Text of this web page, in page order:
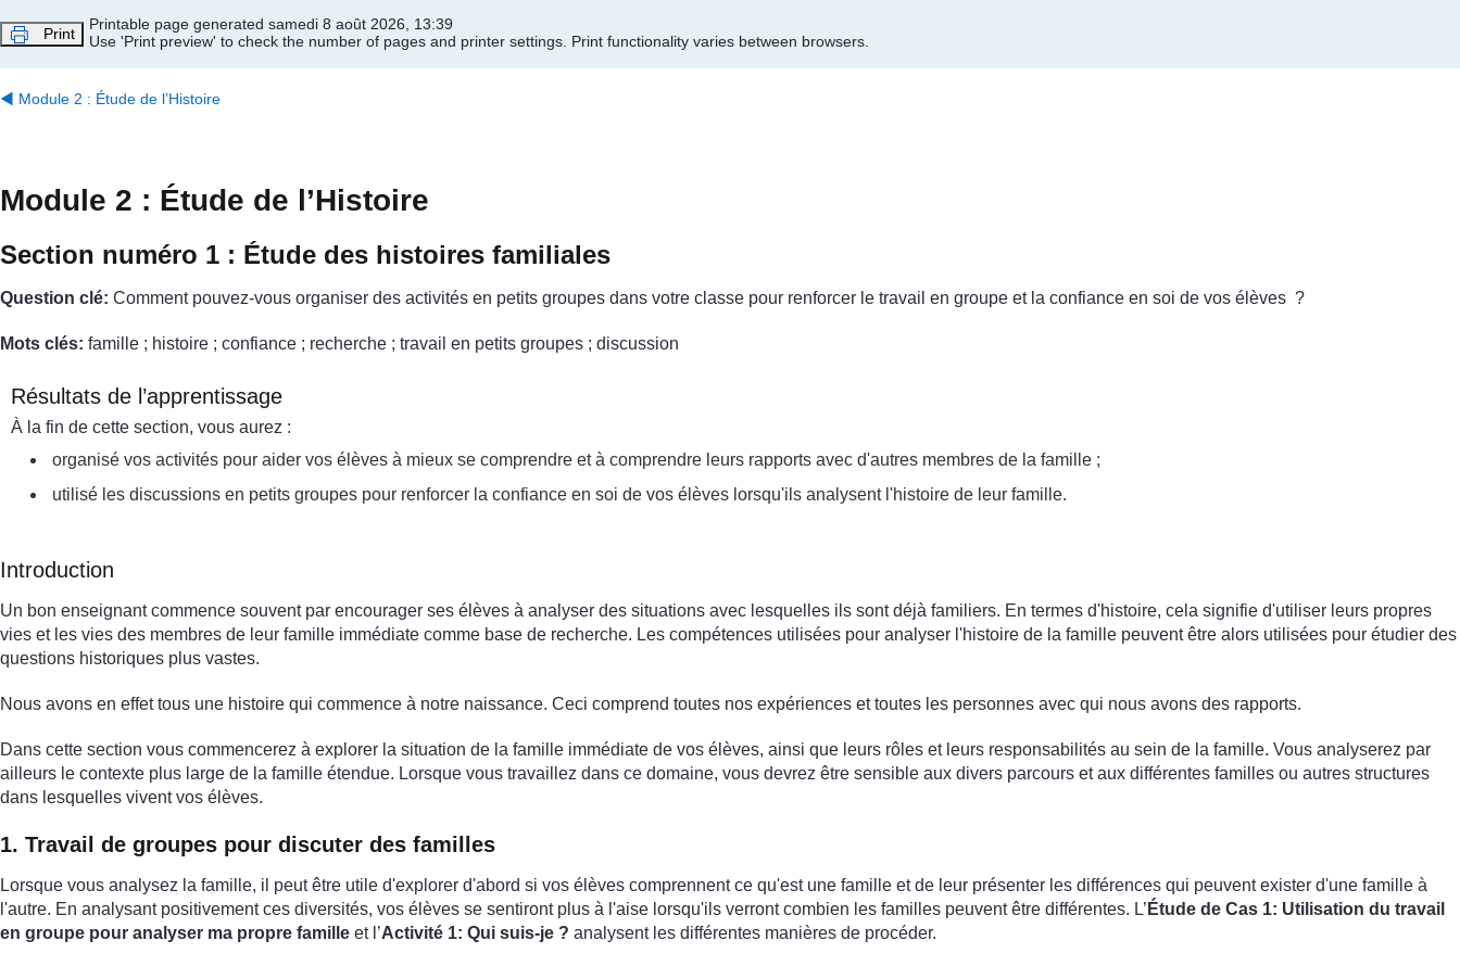
Print
Printable page generated samedi 8 août 2026, 13:39
Use 'Print preview' to check the number of pages and printer settings. Print functionality varies between browsers.
◀︎ Module 2 : Étude de l’Histoire
Module 2 : Étude de l’Histoire
Section numéro 1 : Étude des histoires familiales
Question clé: Comment pouvez-vous organiser des activités en petits groupes dans votre classe pour renforcer le travail en groupe et la confiance en soi de vos élèves ?
Mots clés: famille ; histoire ; confiance ; recherche ; travail en petits groupes ; discussion
Résultats de l’apprentissage
À la fin de cette section, vous aurez :
organisé vos activités pour aider vos élèves à mieux se comprendre et à comprendre leurs rapports avec d'autres membres de la famille ;
utilisé les discussions en petits groupes pour renforcer la confiance en soi de vos élèves lorsqu'ils analysent l'histoire de leur famille.
Introduction
Un bon enseignant commence souvent par encourager ses élèves à analyser des situations avec lesquelles ils sont déjà familiers. En termes d'histoire, cela signifie d'utiliser leurs propres
vies et les vies des membres de leur famille immédiate comme base de recherche. Les compétences utilisées pour analyser l'histoire de la famille peuvent être alors utilisées pour étudier des
questions historiques plus vastes.
Nous avons en effet tous une histoire qui commence à notre naissance. Ceci comprend toutes nos expériences et toutes les personnes avec qui nous avons des rapports.
Dans cette section vous commencerez à explorer la situation de la famille immédiate de vos élèves, ainsi que leurs rôles et leurs responsabilités au sein de la famille. Vous analyserez par
ailleurs le contexte plus large de la famille étendue. Lorsque vous travaillez dans ce domaine, vous devrez être sensible aux divers parcours et aux différentes familles ou autres structures
dans lesquelles vivent vos élèves.
1. Travail de groupes pour discuter des familles
Lorsque vous analysez la famille, il peut être utile d'explorer d'abord si vos élèves comprennent ce qu'est une famille et de leur présenter les différences qui peuvent exister d'une famille à
l'autre. En analysant positivement ces diversités, vos élèves se sentiront plus à l'aise lorsqu'ils verront combien les familles peuvent être différentes. L’ Étude de Cas 1: Utilisation du travail
en groupe pour analyser ma propre famille et l’Activité 1: Qui suis-je ? analysent les différentes manières de procéder.